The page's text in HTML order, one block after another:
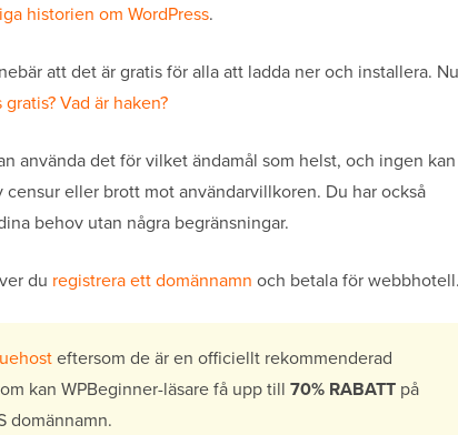
historien om WordPress.
att det är gratis för alla att ladda ner och installera. Nu
Vad är haken?
använda det för vilket ändamål som helst, och ingen kan
eller brott mot användarvillkoren. Du har också
behov utan några begränsningar.
du registrera ett domännamn och betala för webbhotell.
eftersom de är en officiellt rekommenderad
kan WPBeginner-läsare få upp till 70% RABATT på
domännamn.